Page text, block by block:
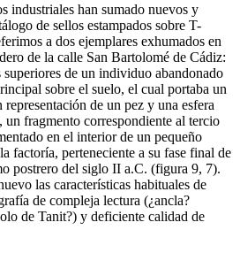
industriales han sumado nuevos y
de sellos estampados sobre T-
a dos ejemplares exhumados en
de la calle San Bartolomé de Cádiz:
de un individuo abandonado
sobre el suelo, el cual portaba un
de un pez y una esfera
fragmento correspondiente al tercio
en el interior de un pequeño
factoría, perteneciente a su fase final de
postrero del siglo II a.C. (figura 9, 7).
las características habituales de
de compleja lectura (¿ancla?
de Tanit?) y deficiente calidad de